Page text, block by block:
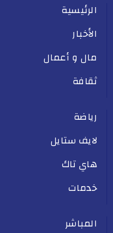
الرئيسية
الأخبار
مال و أعمال
ثقافة
رياضة
لايف ستايل
هاي تاك
خدمات
المباشر